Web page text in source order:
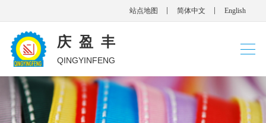
站点地图 简体中文 English
庆盈丰
QINGYINFENG